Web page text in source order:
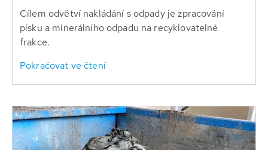
Cílem odvětví nakládání s odpady je zpracování
písku a minerálního odpadu na recyklovatelné
frakce.
Pokračovat ve čtení